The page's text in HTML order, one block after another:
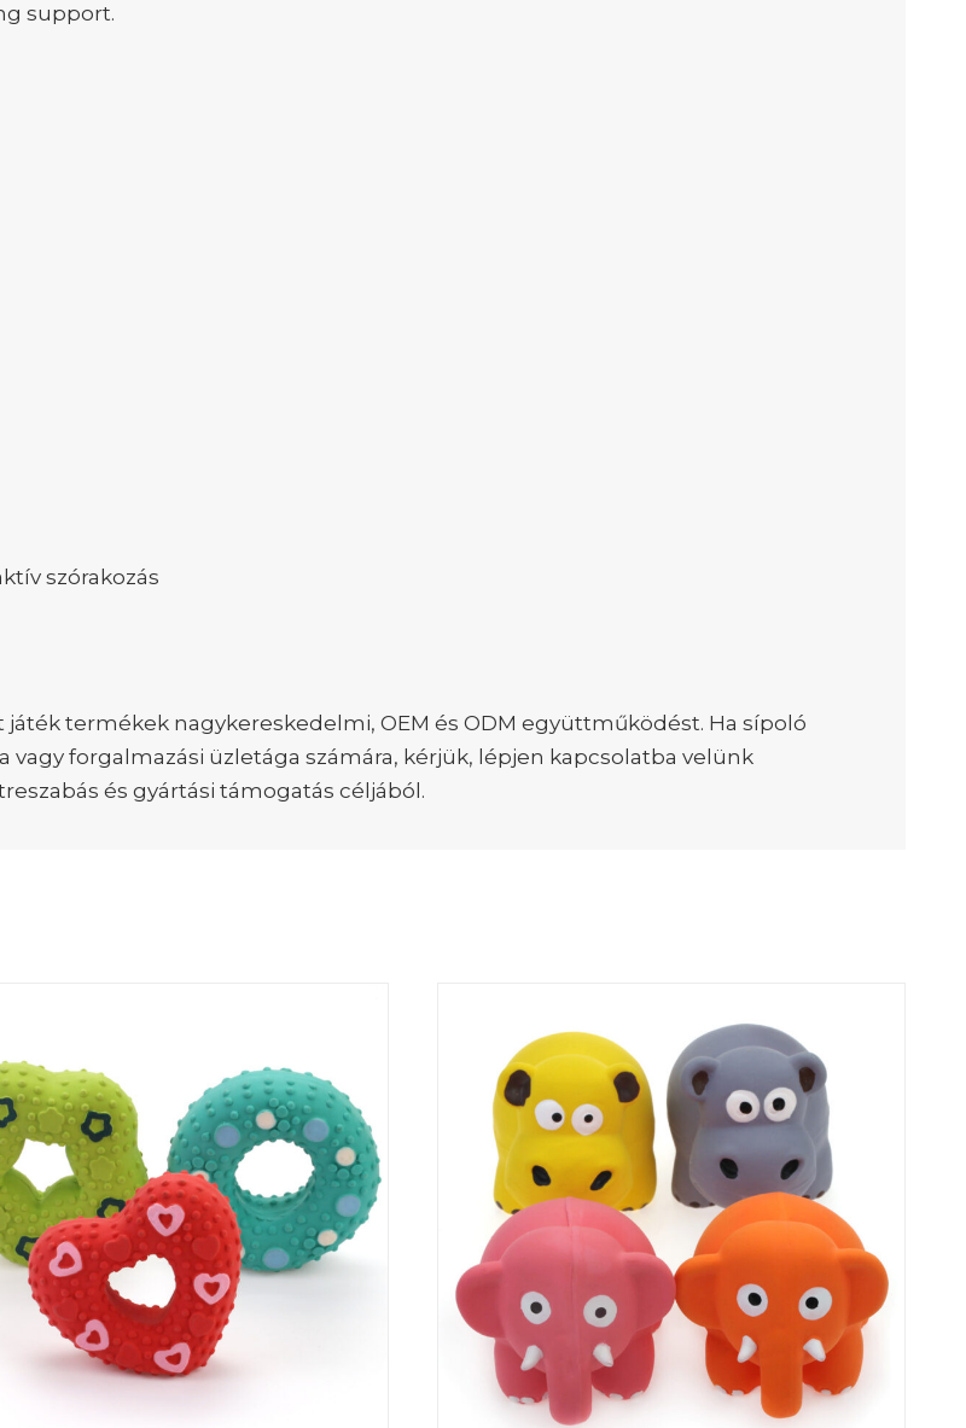
support.
szórakozás
játék termékek nagykereskedelmi, OEM és ODM együttműködést. Ha sípoló
forgalmazási üzletága számára, kérjük, lépjen kapcsolatba velünk
és gyártási támogatás céljából.